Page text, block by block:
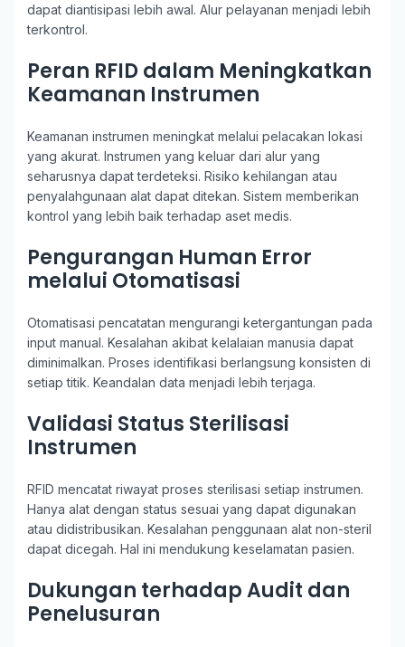
dapat diantisipasi lebih awal. Alur pelayanan menjadi lebih
terkontrol.
Peran RFID dalam Meningkatkan
Keamanan Instrumen
Keamanan instrumen meningkat melalui pelacakan lokasi
yang akurat. Instrumen yang keluar dari alur yang
seharusnya dapat terdeteksi. Risiko kehilangan atau
penyalahgunaan alat dapat ditekan. Sistem memberikan
kontrol yang lebih baik terhadap aset medis.
Pengurangan Human Error
melalui Otomatisasi
Otomatisasi pencatatan mengurangi ketergantungan pada
input manual. Kesalahan akibat kelalaian manusia dapat
diminimalkan. Proses identifikasi berlangsung konsisten di
setiap titik. Keandalan data menjadi lebih terjaga.
Validasi Status Sterilisasi
Instrumen
RFID mencatat riwayat proses sterilisasi setiap instrumen.
Hanya alat dengan status sesuai yang dapat digunakan
atau didistribusikan. Kesalahan penggunaan alat non-steril
dapat dicegah. Hal ini mendukung keselamatan pasien.
Dukungan terhadap Audit dan
Penelusuran